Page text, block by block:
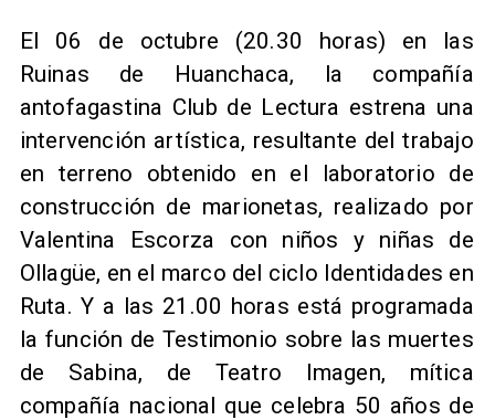
El 06 de octubre (20.30 horas) en las
Ruinas de Huanchaca, la compañía
antofagastina Club de Lectura estrena una
intervención artística, resultante del trabajo
en terreno obtenido en el laboratorio de
construcción de marionetas, realizado por
Valentina Escorza con niños y niñas de
Ollagüe, en el marco del ciclo Identidades en
Ruta. Y a las 21.00 horas está programada
la función de Testimonio sobre las muertes
de Sabina, de Teatro Imagen, mítica
compañía nacional que celebra 50 años de